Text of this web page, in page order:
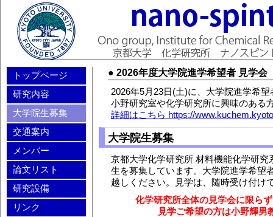
トップページ
研究内容
大学院生募集
交通案内
メンバー
論文リスト
研究設備
リンク
● 2026年度大学院進学希望者 見学会
2026年5月23日(土)に、大学院進学希
小野研究室や化学研究所に興味のある
詳細はこちら https://
大学院生募集
京都大学化学研究所 材料機能化学研
生を募集しています。大学院進学希望
越しください。見学は、随時受け付け
化学研究所全体の見学会に限ら
見学ご希望の方は小野輝男